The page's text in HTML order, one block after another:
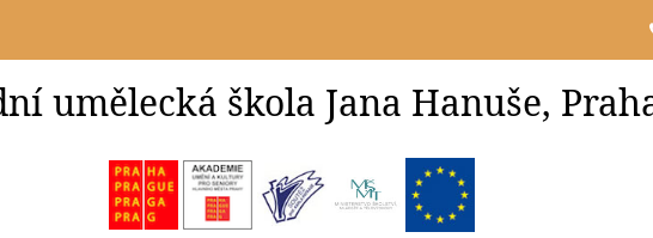
umělecká škola Jana Hanuše,